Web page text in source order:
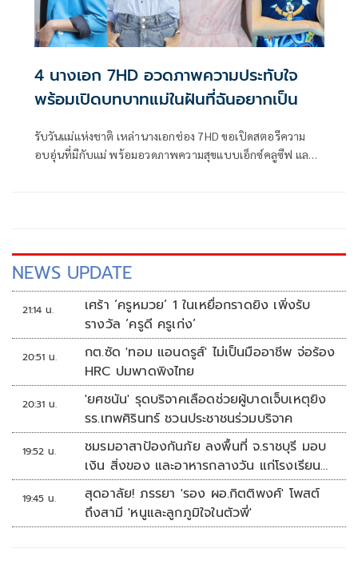
4 นางเอก 7HD อวดภาพความประทับใจ
พร้อมเปิดบทบาทแม่ในฝันที่ฉันอยากเป็น
รับวันแม่แห่งชาติ เหล่านางเอกช่อง 7HD ขอเปิดสตอรีความ
อบอุ่นที่มีกับแม่ พร้อมอวดภาพความสุขแบบเอ็กซ์คลูซีฟ และ
NEWS UPDATE
21:14 น.
เศร้า ‘ครูหมวย’ 1 ในเหยื่อกราดยิง เพิ่งรับ
รางวัล ‘ครูดี ครูเก่ง’
20:51 น.
กต.ซัด 'ทอม แอนดรูส์' ไม่เป็นมืออาชีพ จ่อร้อง
HRC ปมพาดพิงไทย
20:31 น.
'ยศชนัน' รุดบริจาคเลือดช่วยผู้บาดเจ็บเหตุยิง
รร.เทพศิรินทร์ ชวนประชาชนร่วมบริจาค
19:52 น.
ชมรมอาสาป้องกันภัย ลงพื้นที่ จ.ราชบุรี มอบ
เงิน สิ่งของ และอาหารกลางวัน แก่โรงเรียน
บ้านหนองน้ำใส
19:45 น.
สุดอาลัย! ภรรยา 'รอง ผอ.กิตติพงศ์' โพสต์
ถึงสามี 'หนูและลูกภูมิใจในตัวพี่'